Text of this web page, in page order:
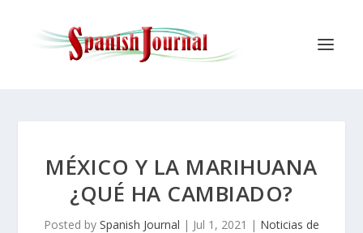
MÉXICO Y LA MARIHUANA
¿QUÉ HA CAMBIADO?
Posted by Spanish Journal | Jul 1, 2021 | Noticias de